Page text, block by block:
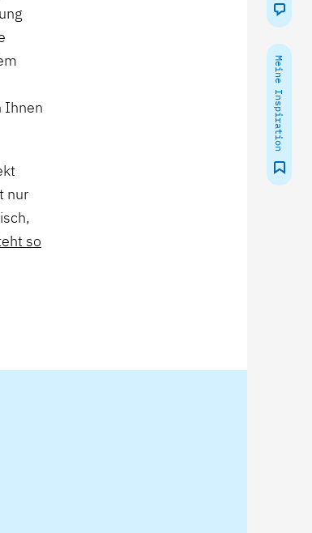
Meine Inspiration
Ihnen
nur
so